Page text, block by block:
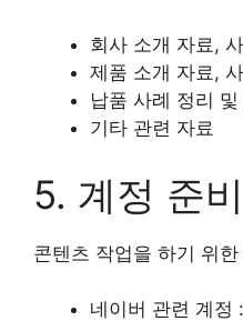
회사 소개 자료,
제품 소개 자료,
납품 사례 정리
기타 관련 자료
5. 계정 준비
콘텐츠 작업을 하기 위
네이버 관련 계정